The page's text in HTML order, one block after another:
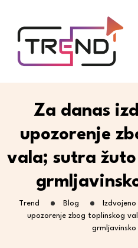
Za danas
upozorenje
vala; sutra
Trend Blog Izdvojeno
upozorenje zbog toplinskog
grmljavinsko